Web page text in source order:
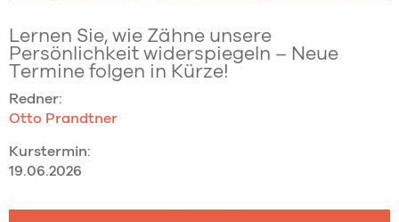
Lernen Sie, wie Zähne unsere
Persönlichkeit widerspiegeln – Neue
Termine folgen in Kürze!
Redner:
Otto Prandtner
Kurstermin:
19.06.2026